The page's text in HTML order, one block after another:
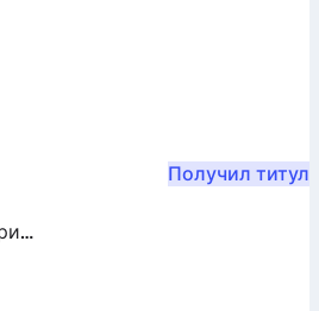
Получил титул
Яннакконе, Федерико